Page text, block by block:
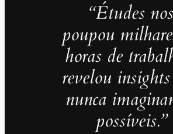
“Études nos
poupou
horas de
revelou
nunca
possíveis.”